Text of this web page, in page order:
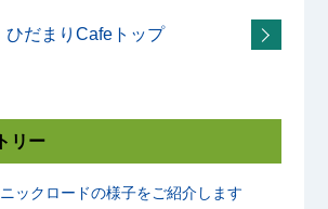
ひだまりCafeトップ
リー
ックロードの様子をご紹介します